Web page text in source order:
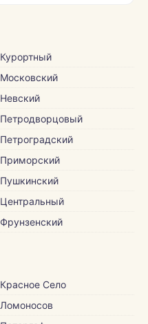
Курортный
Московский
Невский
Петродворцовый
Петроградский
Приморский
Пушкинский
Центральный
Фрунзенский
Красное Село
Ломоносов